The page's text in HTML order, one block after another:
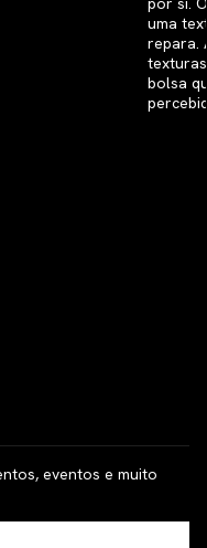
eventos e muito